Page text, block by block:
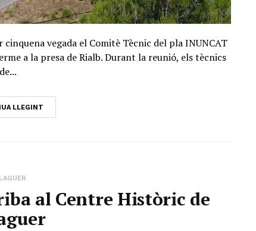
vegada el Comitè Tècnic del pla INUNCAT
a la presa de Rialb. Durant la reunió, els tècnics
de...
LLEGINT
al Centre Històric de